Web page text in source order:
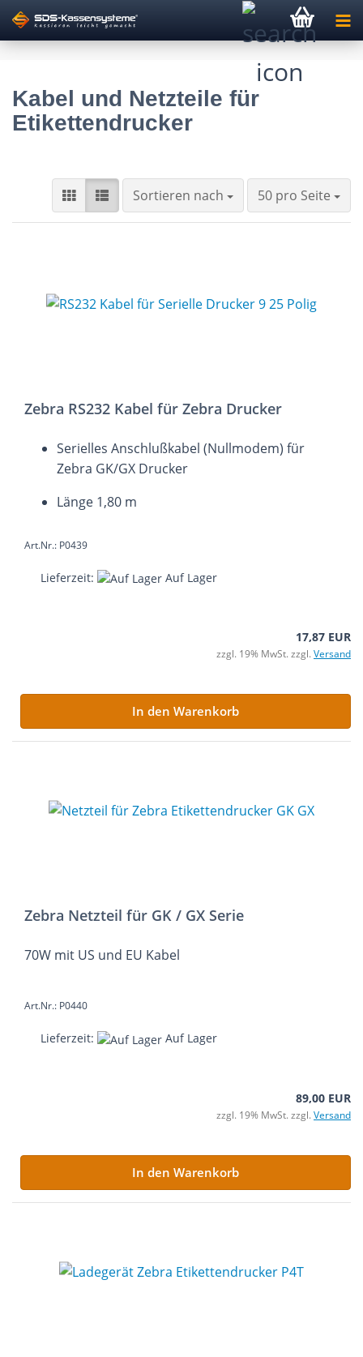
Kabel und Netzteile für
Etikettendrucker
Sortieren nach
Sortieren nach 50 pro Seite
pro Seite
Zebra RS232 Kabel für Zebra Drucker
Serielles Anschlußkabel (Nullmodem) für
Zebra GK/GX Drucker
Länge 1,80 m
Art.Nr.: P0439
Lieferzeit: Auf Lager
17,87 EUR
zzgl. 19% MwSt. zzgl. Versand
In den Warenkorb
Zebra Netzteil für GK / GX Serie
70W mit US und EU Kabel
Art.Nr.: P0440
Lieferzeit: Auf Lager
89,00 EUR
zzgl. 19% MwSt. zzgl. Versand
In den Warenkorb